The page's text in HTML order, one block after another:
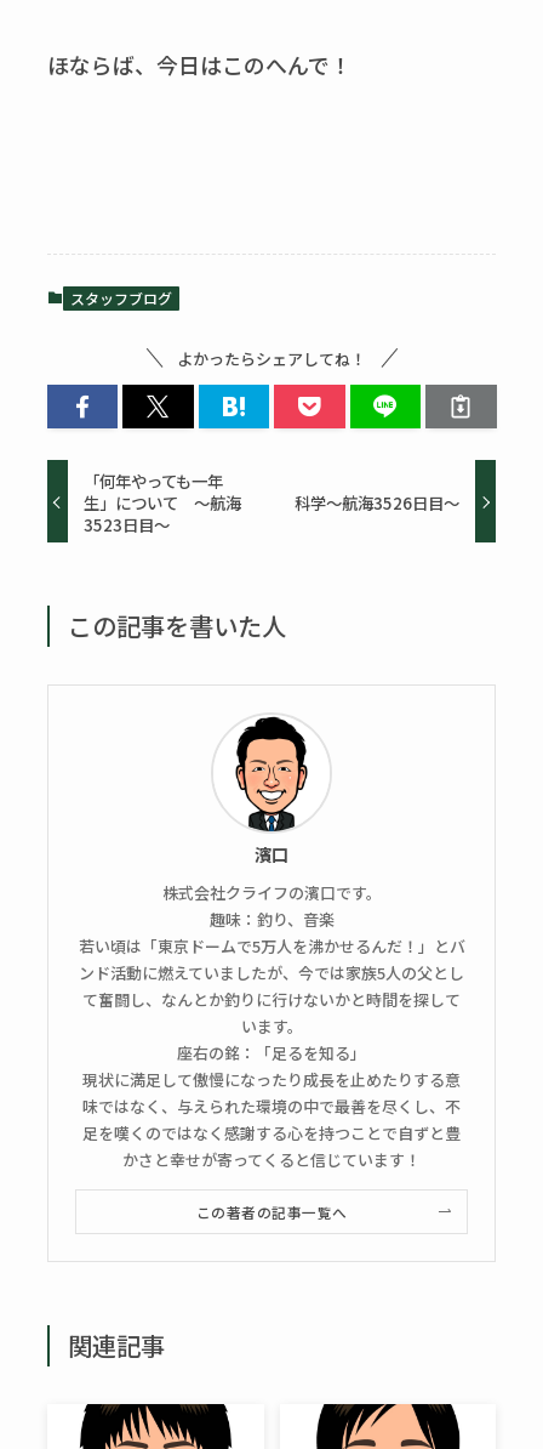
ほならば、今日はこのへんで！
スタッフブログ
よかったらシェアしてね！
「何年やっても一年
生」について ～航海
3523日目～
科学～航海3526日目～
この記事を書いた人
濱口
株式会社クライフの濱口です。
趣味：釣り、音楽
若い頃は「東京ドームで5万人を沸かせるんだ！」とバ
ンド活動に燃えていましたが、今では家族5人の父とし
て奮闘し、なんとか釣りに行けないかと時間を探して
います。
座右の銘：「足るを知る」
現状に満足して傲慢になったり成長を止めたりする意
味ではなく、与えられた環境の中で最善を尽くし、不
足を嘆くのではなく感謝する心を持つことで自ずと豊
かさと幸せが寄ってくると信じています！
この著者の記事一覧へ
関連記事